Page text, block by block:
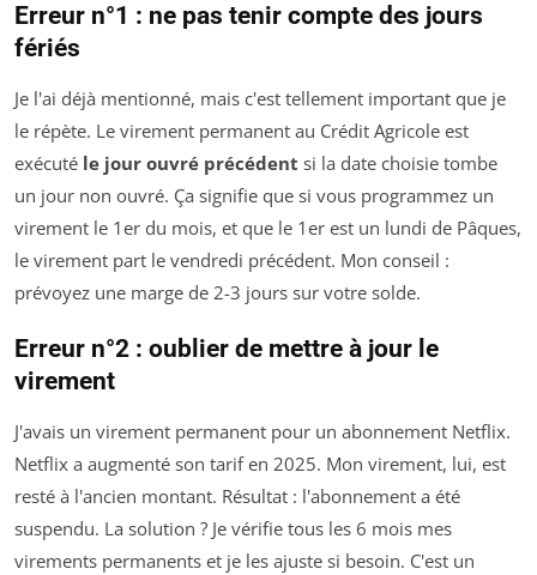
Erreur n°1 : ne pas tenir compte des jours
fériés
Je l'ai déjà mentionné, mais c'est tellement important que je
le répète. Le virement permanent au Crédit Agricole est
exécuté le jour ouvré précédent si la date choisie tombe
un jour non ouvré. Ça signifie que si vous programmez un
virement le 1er du mois, et que le 1er est un lundi de Pâques,
le virement part le vendredi précédent. Mon conseil :
prévoyez une marge de 2-3 jours sur votre solde.
Erreur n°2 : oublier de mettre à jour le
virement
J'avais un virement permanent pour un abonnement Netflix.
Netflix a augmenté son tarif en 2025. Mon virement, lui, est
resté à l'ancien montant. Résultat : l'abonnement a été
suspendu. La solution ? Je vérifie tous les 6 mois mes
virements permanents et je les ajuste si besoin. C'est un